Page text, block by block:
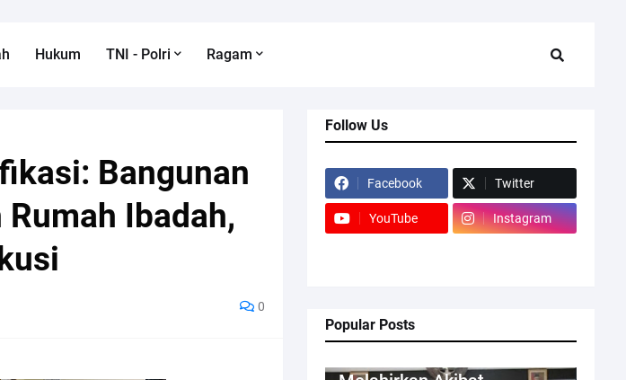
Hukum TNI - Polri Ragam
Bangunan
Ibadah,
0
Follow Us
Facebook Twitter
YouTube Instagram
Popular Posts